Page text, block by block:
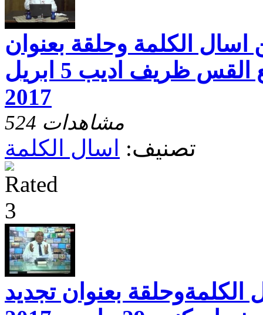
12 من اسال الكلمة وحلقة بعنوان
المسيحى والاخر مع القس ظريف اديب 5 ابريل
2017
524 مشاهدات
تصنيف: اسال الكلمة
اسال الكلمةوحلقة بعنوان تجديد